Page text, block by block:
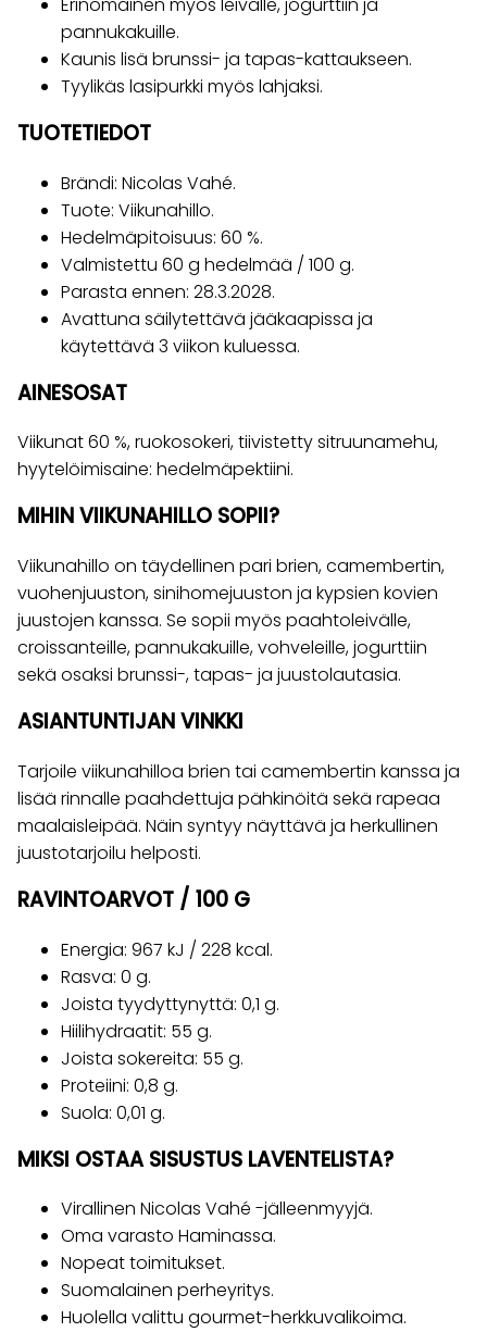
pannukakuille.
Kaunis lisä brunssi- ja tapas-kattaukseen.
Tyylikäs lasipurkki myös lahjaksi.
TUOTETIEDOT
Brändi: Nicolas Vahé.
Tuote: Viikunahillo.
Hedelmäpitoisuus: 60 %.
Valmistettu 60 g hedelmää / 100 g.
Parasta ennen: 28.3.2028.
Avattuna säilytettävä jääkaapissa ja
käytettävä 3 viikon kuluessa.
AINESOSAT
Viikunat 60 %, ruokosokeri, tiivistetty sitruunamehu,
hyytelöimisaine: hedelmäpektiini.
MIHIN VIIKUNAHILLO SOPII?
Viikunahillo on täydellinen pari brien, camembertin,
vuohenjuuston, sinihomejuuston ja kypsien kovien
juustojen kanssa. Se sopii myös paahtoleivälle,
croissanteille, pannukakuille, vohveleille, jogurttiin
sekä osaksi brunssi-, tapas- ja juustolautasia.
ASIANTUNTIJAN VINKKI
Tarjoile viikunahilloa brien tai camembertin kanssa ja
lisää rinnalle paahdettuja pähkinöitä sekä rapeaa
maalaisleipää. Näin syntyy näyttävä ja herkullinen
juustotarjoilu helposti.
RAVINTOARVOT / 100 G
Energia: 967 kJ / 228 kcal.
Rasva: 0 g.
Joista tyydyttynyttä: 0,1 g.
Hiilihydraatit: 55 g.
Joista sokereita: 55 g.
Proteiini: 0,8 g.
Suola: 0,01 g.
MIKSI OSTAA SISUSTUS LAVENTELISTA?
Virallinen Nicolas Vahé -jälleenmyyjä.
Oma varasto Haminassa.
Nopeat toimitukset.
Suomalainen perheyritys.
Huolella valittu gourmet-herkkuvalikoima.